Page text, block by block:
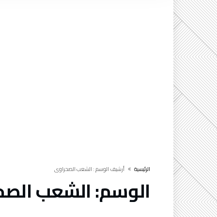
‫الرئيسية‬ ‫أرشيف الوسم :‬ الشعب الصحراوي
الوسم:الشعب